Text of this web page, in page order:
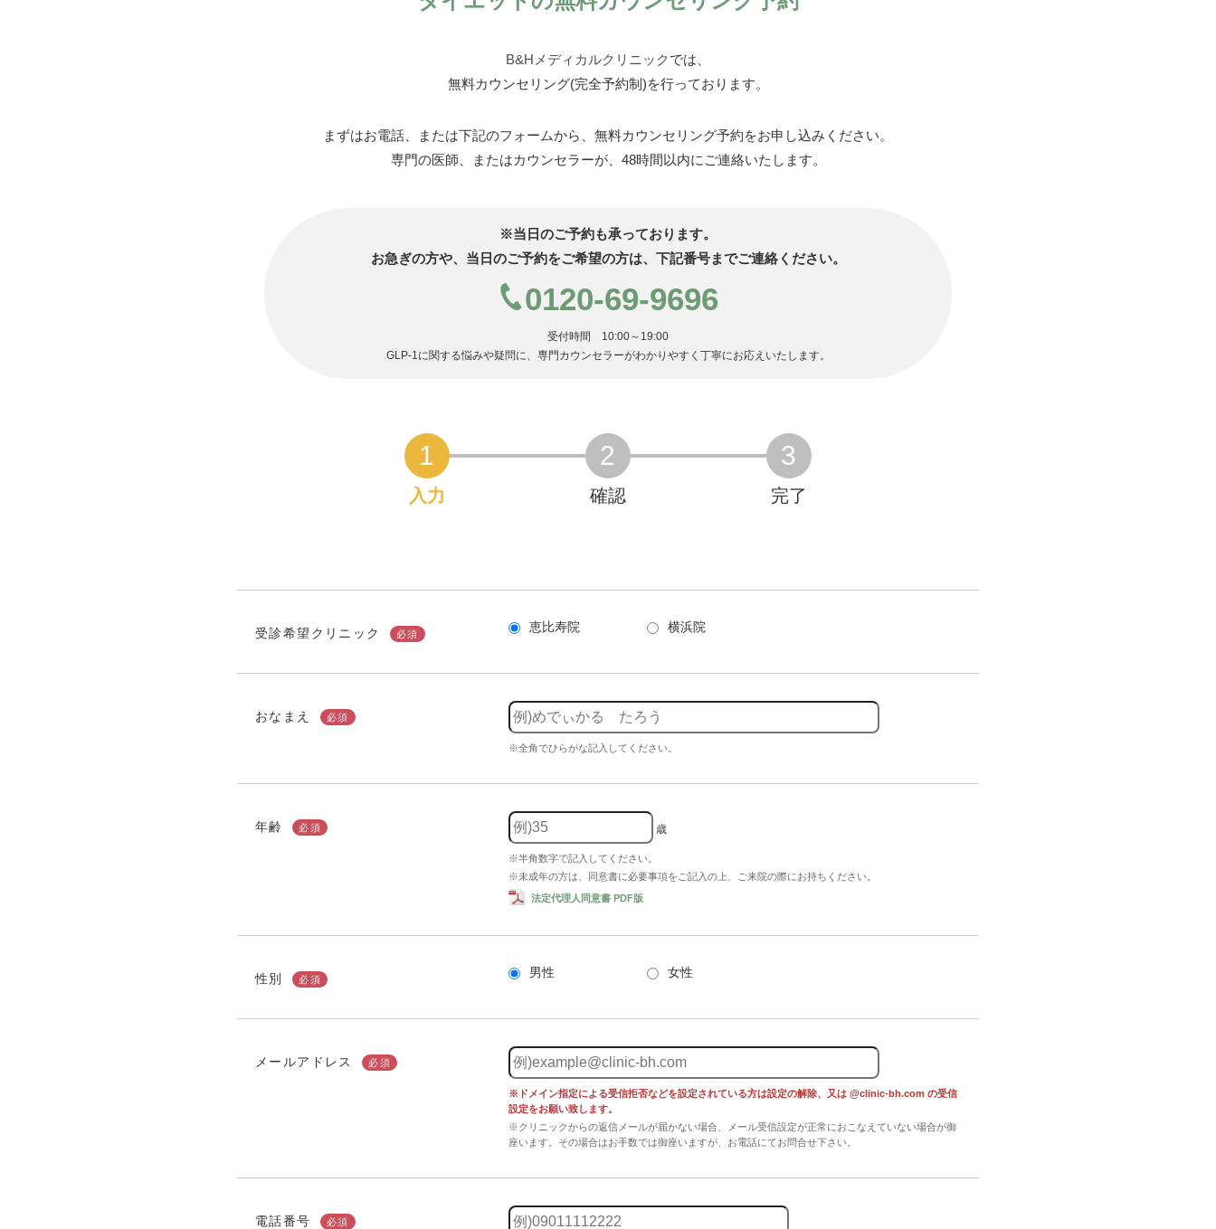
B&Hメディカルクリニックでは、
無料カウンセリング(完全予約制)を行っております。
まずはお電話、または下記のフォームから、 無料カウンセリング予約をお申し込みください。
専門の医師、またはカウンセラーが、 48時間以内にご連絡いたします。
※当日のご予約も承っております。
お急ぎの方や、当日のご予約をご希望の方は、 下記番号までご連絡ください。
0120-69-9696
受付時間 10:00～19:00
GLP-1に関する悩みや疑問に、 専門カウンセラーがわかりやすく 丁寧にお応えいたします。
1
入力
2
確認
3
完了
受診希望クリニック 必須 恵比寿院 横浜院
おなまえ 必須
※全角でひらがな記入してください。
年齢 必須 歳
※半角数字で記入してください。
※未成年の方は、同意書に必要事項をご記入の上、ご来院の際にお持ちください。
法定代理人同意書 PDF版
性別 必須 男性 女性
メールアドレス 必須
※ドメイン指定による受信拒否などを設定されている方は設定の解除、又は @clinic-bh.com の受信
設定をお願い致します。
※クリニックからの返信メールが届かない場合、メール受信設定が正常におこなえていない場合が御
座います。その場合はお手数では御座いますが、お電話にてお問合せ下さい。
電話番号 必須